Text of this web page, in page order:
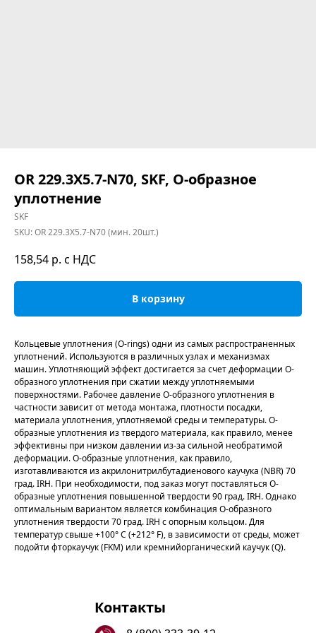
OR 229.3X5.7-N70, SKF, O-образное
уплотнение
SKF
SKU:OR 229.3X5.7-N70 (мин. 20шт.)
158,54 р. с НДС
В корзину
Кольцевые уплотнения (O-rings) одни из самых распространенных
уплотнений. Используются в различных узлах и механизмах
машин. Уплотняющий эффект достигается за счет деформации О-
образного уплотнения при сжатии между уплотняемыми
поверхностями. Рабочее давление О-образного уплотнения в
частности зависит от метода монтажа, плотности посадки,
материала уплотнения, уплотняемой среды и температуры. О-
образные уплотнения из твердого материала, как правило, менее
эффективны при низком давлении из-за сильной необратимой
деформации. О-образные уплотнения, как правило,
изготавливаются из акрилонитрилбутадиенового каучука (NBR) 70
град. IRH. При необходимости, под заказ могут поставляться О-
образные уплотнения повышенной твердости 90 град. IRH. Однако
оптимальным вариантом является комбинация О-образного
уплотнения твердости 70 град. IRH с опорным кольцом. Для
температур свыше +100° C (+212° F), в зависимости от среды, может
подойти фторкаучук (FKM) или кремнийорганический каучук (Q).
Контакты